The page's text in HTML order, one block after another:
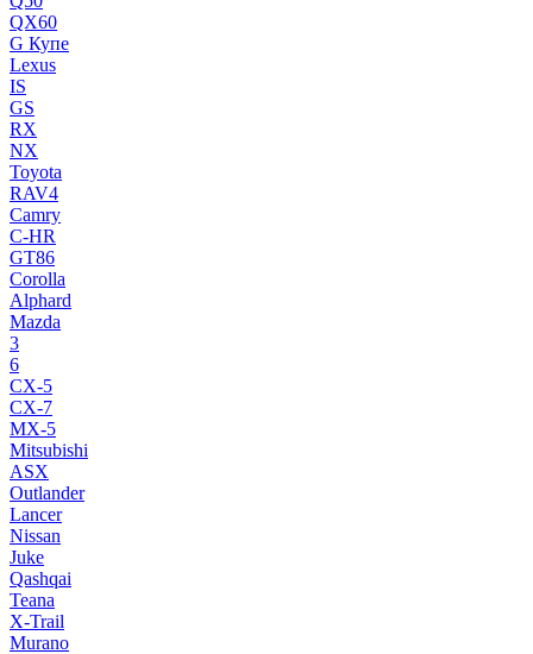
QX60
G Купе
Lexus
IS
GS
RX
NX
Toyota
RAV4
Camry
C-HR
GT86
Corolla
Alphard
Mazda
3
6
CX-5
CX-7
MX-5
Mitsubishi
ASX
Outlander
Lancer
Nissan
Juke
Qashqai
Teana
X-Trail
Murano